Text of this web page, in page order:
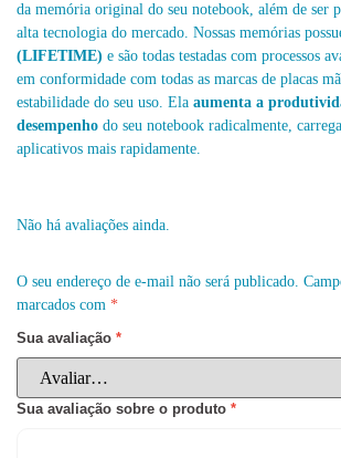
da memória original do seu notebook, além de ser
alta tecnologia do mercado. Nossas memórias
(LIFETIME) e são todas testadas com processos
em conformidade com todas as marcas de placas
estabilidade do seu uso. Ela aumenta a
desempenho do seu notebook radicalmente,
aplicativos mais rapidamente.
Não há avaliações ainda.
O seu endereço de e-mail não será publicado.
marcados com *
Sua avaliação *
Sua avaliação sobre o produto *